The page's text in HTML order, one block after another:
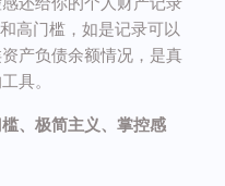
高门槛，如是记录可以
产负债余额情况，是真
具。
、极简主义、掌控感